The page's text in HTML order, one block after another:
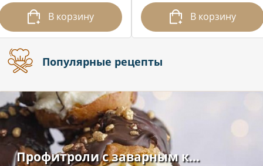
В корзину В корзину
Популярные рецепты
Профитроли с заварным к...